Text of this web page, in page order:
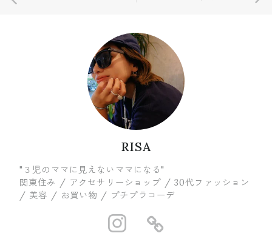
RISA
"３児のママに見えないママになる"
関東住み / アクセサリーショップ / 30代ファッション
/ 美容 / お買い物 / プチプラコーデ
https://